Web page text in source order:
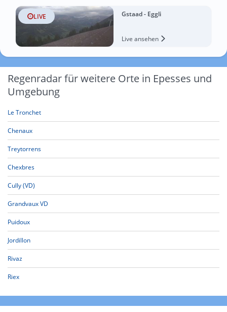
LIVE Gstaad - Eggli
Live ansehen
Regenradar für weitere Orte in Epesses und
Umgebung
Le Tronchet
Chenaux
Treytorrens
Chexbres
Cully (VD)
Grandvaux VD
Puidoux
Jordillon
Rivaz
Riex